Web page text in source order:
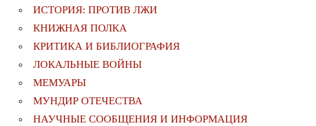
ИСТОРИЯ: ПРОТИВ ЛЖИ
КНИЖНАЯ ПОЛКА
КРИТИКА И БИБЛИОГРАФИЯ
ЛОКАЛЬНЫЕ ВОЙНЫ
МЕМУАРЫ
МУНДИР ОТЕЧЕСТВА
НАУЧНЫЕ СООБЩЕНИЯ И ИНФОРМАЦИЯ